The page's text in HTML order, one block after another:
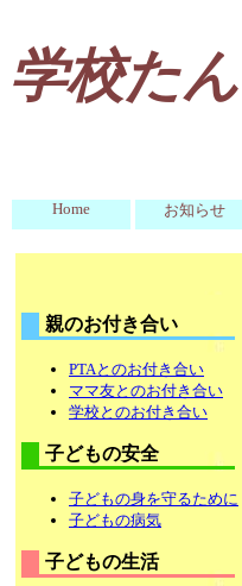
学校た
Home お知らせ
親のお付き合い
PTAとのお付き合い
ママ友とのお付き合い
学校とのお付き合い
子どもの安全
子どもの身を守るために
子どもの病気
子どもの生活